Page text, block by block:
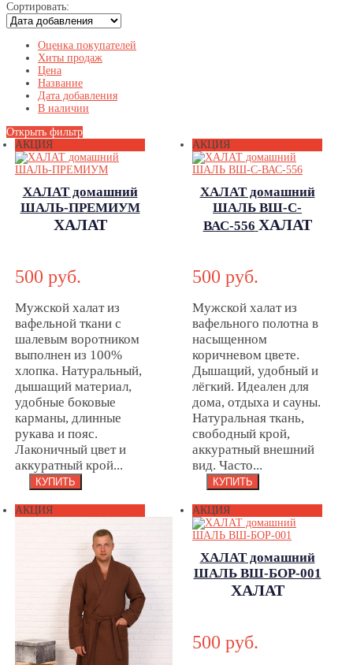
Сортировать:
Оценка покупателей
Хиты продаж
Цена
Название
Дата добавления
В наличии
Открыть фильтр
АКЦИЯ
ХАЛАТ домашний
ШАЛЬ-ПРЕМИУМ
ХАЛАТ
ПРЕМИУМ
500 руб.
Мужской халат из
вафельной ткани с
шалевым воротником
выполнен из 100%
хлопка. Натуральный,
дышащий материал,
удобные боковые
карманы, длинные
рукава и пояс.
Лаконичный цвет и
аккуратный крой...
АКЦИЯ
ХАЛАТ домашний
ШАЛЬ ВШ-С-
ВАС-556 ХАЛАТ
ВАС-556
500 руб.
Мужской халат из
вафельного полотна в
насыщенном
коричневом цвете.
Дышащий, удобный и
лёгкий. Идеален для
дома, отдыха и сауны.
Натуральная ткань,
свободный крой,
аккуратный внешний
вид. Часто...
АКЦИЯ АКЦИЯ
ХАЛАТ домашний
ШАЛЬ ВШ-БОР-001
ХАЛАТ
БОР-001
500 руб.